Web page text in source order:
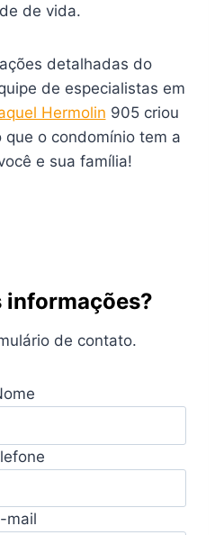
de vida.
detalhadas do
de especialistas em
Hermolin 905 criou
o condomínio tem a
e sua família!
informações?
de contato.
mail